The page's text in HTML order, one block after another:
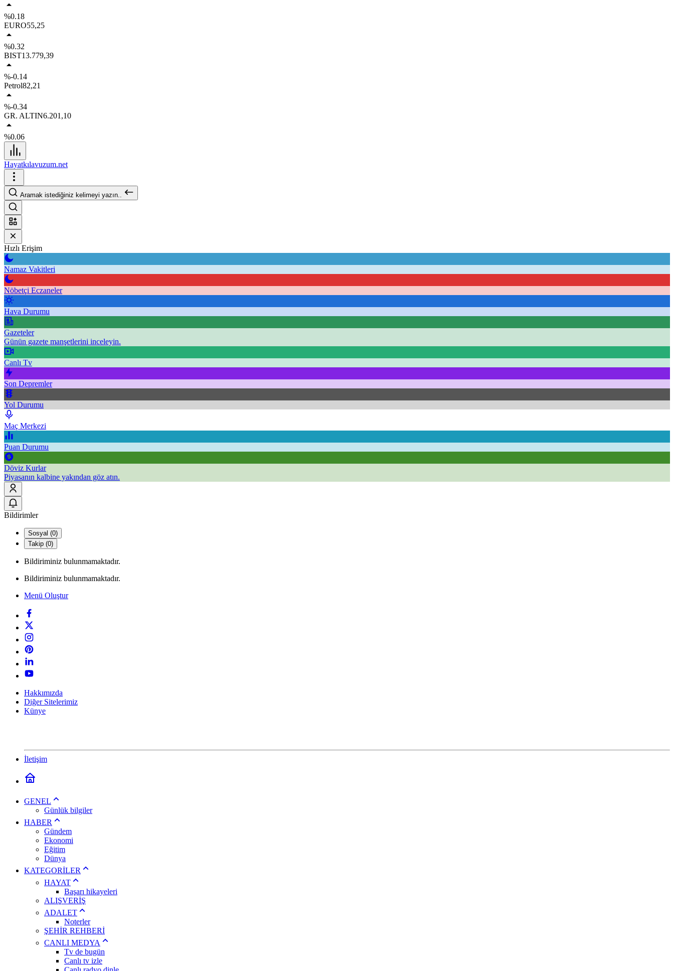
%0.18
EURO55,25
%0.32
BIST13.779,39
%-0.14
Petrol82,21
%-0.34
GR. ALTIN6.201,10
%0.06
Hayatkılavuzum.net
Aramak istediğiniz kelimeyi yazın..
Hızlı Erişim
Namaz Vakitleri
Nöbetçi Eczaneler
Hava Durumu
Gazeteler
Günün gazete manşetlerini inceleyin.
Canlı Tv
Son Depremler
Yol Durumu
Maç Merkezi
Puan Durumu
Döviz Kurlar
Piyasanın kalbine yakından göz atın.
Bildirimler
Sosyal (0)
Takip (0)
Bildiriminiz bulunmamaktadır.
Bildiriminiz bulunmamaktadır.
Menü Oluştur
Hakkımızda
Diğer Sitelerimiz
Künye
İletişim
GENEL
Günlük bilgiler
HABER
Gündem
Ekonomi
Eğitim
Dünya
KATEGORİLER
HAYAT
Başarı hikayeleri
ALIŞVERİŞ
ADALET
Noterler
ŞEHİR REHBERİ
CANLI MEDYA
Tv de bugün
Canlı tv izle